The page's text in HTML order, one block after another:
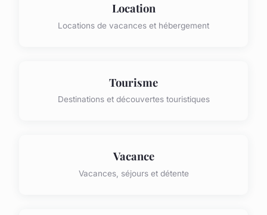
Location
Locations de vacances et hébergement
Tourisme
Destinations et découvertes touristiques
Vacance
Vacances, séjours et détente